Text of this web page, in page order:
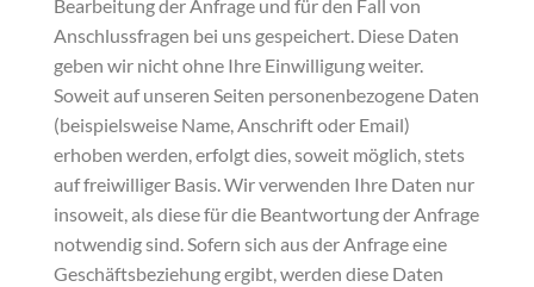
Bearbeitung der Anfrage und für den Fall von
Anschlussfragen bei uns gespeichert. Diese Daten
geben wir nicht ohne Ihre Einwilligung weiter.
Soweit auf unseren Seiten personenbezogene Daten
(beispielsweise Name, Anschrift oder Email)
erhoben werden, erfolgt dies, soweit möglich, stets
auf freiwilliger Basis. Wir verwenden Ihre Daten nur
insoweit, als diese für die Beantwortung der Anfrage
notwendig sind. Sofern sich aus der Anfrage eine
Geschäftsbeziehung ergibt, werden diese Daten